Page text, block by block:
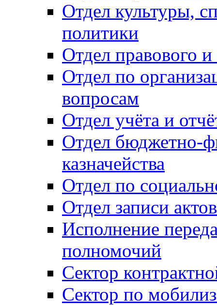
Отдел культуры,
политики
Отдел правового
Отдел по
вопросам
Отдел учёта и
Отдел бюджетно-
казначейства
Отдел по
Отдел записи
Исполнение
полномочий
Сектор
Сектор по